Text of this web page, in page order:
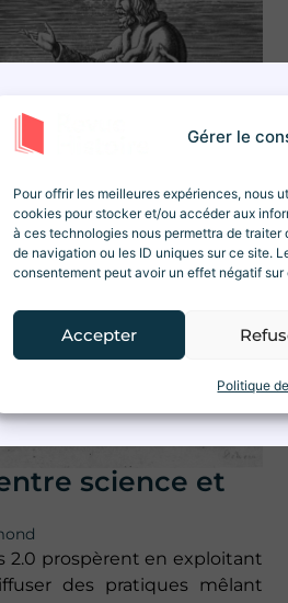
Gérer le
Pour offrir les meilleures expériences, nous
cookies pour stocker et/ou accéder aux
à ces technologies nous permettra de
de navigation ou les ID uniques sur ce site.
consentement peut avoir un effet négatif
Accepter
Politique
science et
2.0 prospèrent en exploitant
des pratiques mêlant
Newsletter
lors de votre inscription ! Des